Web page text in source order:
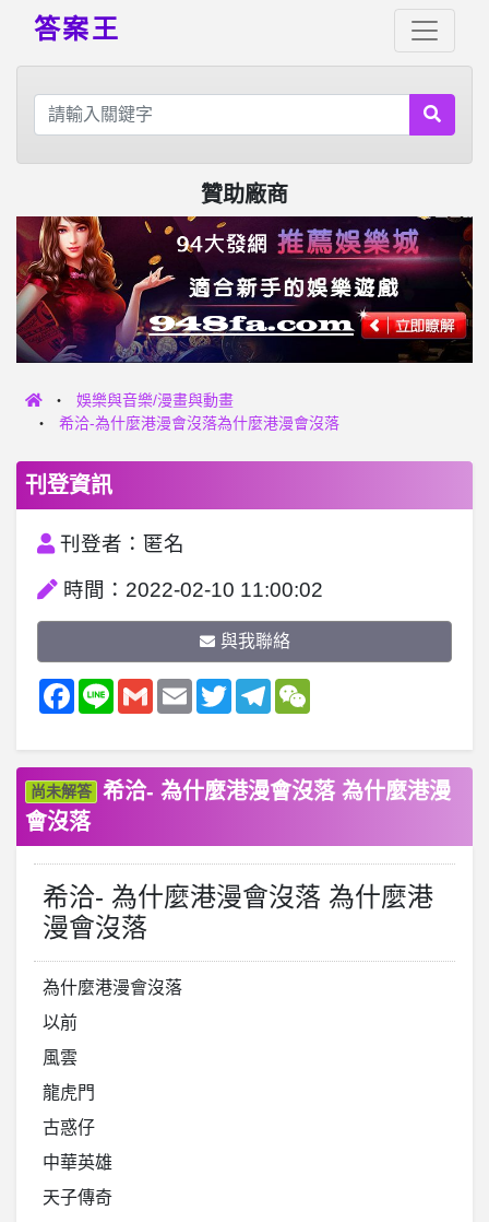
答案王
贊助廠商
娛樂與音樂/漫畫與動畫
希洽-為什麼港漫會沒落為什麼港漫會沒落
刊登資訊
刊登者：匿名
時間：2022-02-10 11:00:02
與我聯絡
Facebook
Line GmailEmail TwitterTelegramWeChat
尚未解答
希洽- 為什麼港漫會沒落 為什麼港漫
會沒落
希洽- 為什麼港漫會沒落 為什麼港
漫會沒落
為什麼港漫會沒落
以前
風雲
龍虎門
古惑仔
中華英雄
天子傳奇